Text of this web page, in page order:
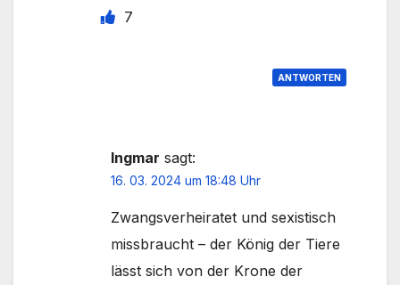
7
ANTWORTEN
Ingmar sagt:
16. 03. 2024 um 18:48 Uhr
Zwangsverheiratet und sexistisch
missbraucht – der König der Tiere
lässt sich von der Krone der